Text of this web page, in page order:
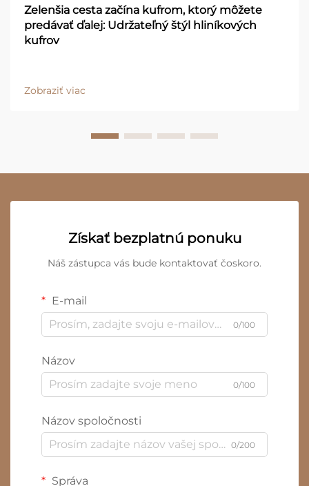
Zelenšia cesta začína kufrom, ktorý môžete
predávať ďalej: Udržateľný štýl hliníkových
kufrov
Zobraziť viac
Získať bezplatnú ponuku
Náš zástupca vás bude kontaktovať čoskoro.
E-mail
0/100
Názov
0/100
Názov spoločnosti
0/200
Správa